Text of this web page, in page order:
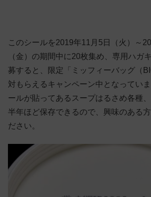
このシールを2019年11月5日（火）～
（金）の期間中に20枚集め、専用ハガ
募すると、限定「ミッフィーバッグ（
対もらえるキャンペーン中となってい
ールが貼ってあるスープはるさめ各種
半年ほど保存できるので、興味のある
ださい。